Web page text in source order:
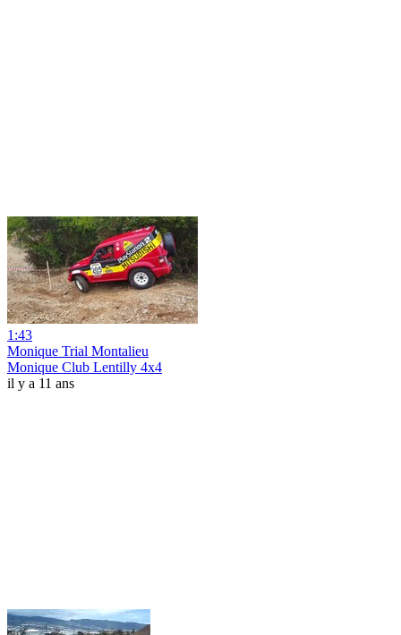
1:43
Monique Trial Montalieu
Monique Club Lentilly 4x4
il y a 11 ans